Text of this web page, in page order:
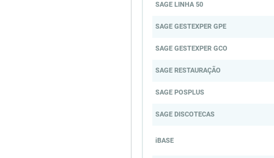
SAGE LINHA 50
SAGE GESTEXPER GPE
SAGE GESTEXPER GCO
SAGE RESTAURAÇÃO
SAGE POSPLUS
SAGE DISCOTECAS
iBASE